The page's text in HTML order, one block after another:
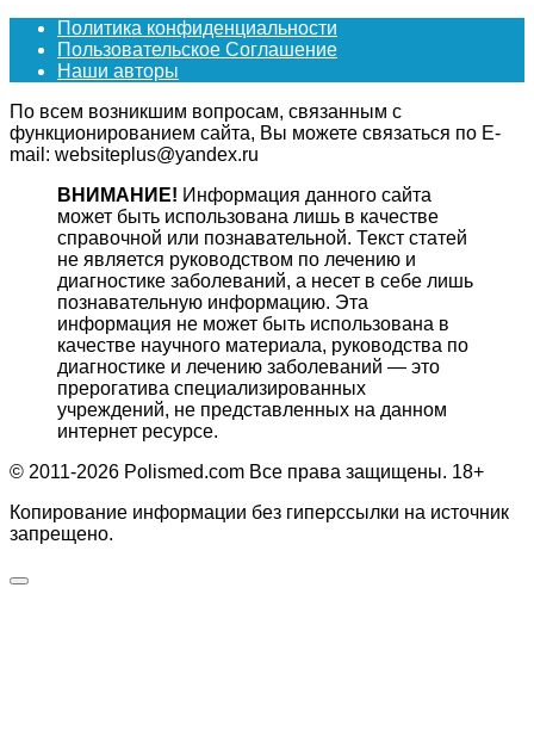
Политика конфиденциальности
Пользовательское Соглашение
Наши авторы
По всем возникшим вопросам, связанным с
функционированием сайта, Вы можете связаться по E-
mail: websiteplus@yandex.ru
ВНИМАНИЕ! Информация данного сайта
может быть использована лишь в качестве
справочной или познавательной. Текст статей
не является руководством по лечению и
диагностике заболеваний, а несет в себе лишь
познавательную информацию. Эта
информация не может быть использована в
качестве научного материала, руководства по
диагностике и лечению заболеваний — это
прерогатива специализированных
учреждений, не представленных на данном
интернет ресурсе.
© 2011-2026 Polismed.com Все права защищены. 18+
Копирование информации без гиперссылки на источник
запрещено.